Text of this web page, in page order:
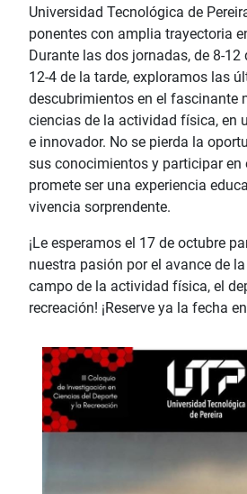
Universidad Tecnológica de
ponentes con amplia trayectoria
Durante las dos jornadas, de 8-12
12-4 de la tarde, exploramos las
descubrimientos en el fascinante
ciencias de la actividad física, en
e innovador. No se pierda la
sus conocimientos y participar en
promete ser una experiencia
vivencia sorprendente.
¡Le esperamos el 17 de octubre
nuestra pasión por el avance de
campo de la actividad física, el
recreación! ¡Reserve ya la fecha